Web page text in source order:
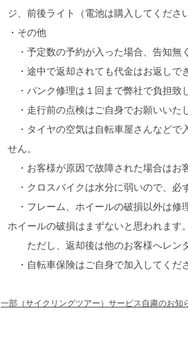
ジ、前後ライト（電池は購入してください
・その他
・予定数の予約が入った場合、告知無
・途中で返却されても代金はお返しで
・パンク修理は１回まで弊社で負担致
・走行前の点検はご自身でお願いいた
・タイヤの空気は自転車屋さんなどで
せん。
・お客様が原因で故障された場合はお
・クロスバイクは水分に弱いので、必
・フレーム、ホイールの破損以外は修
ホイールの破損はまずないと思われます。
ただし、返却後は他のお客様へレンタ
・自転車保険はご自身で加入してくだ
一部（サイクリングツアー）サービス自粛のお知